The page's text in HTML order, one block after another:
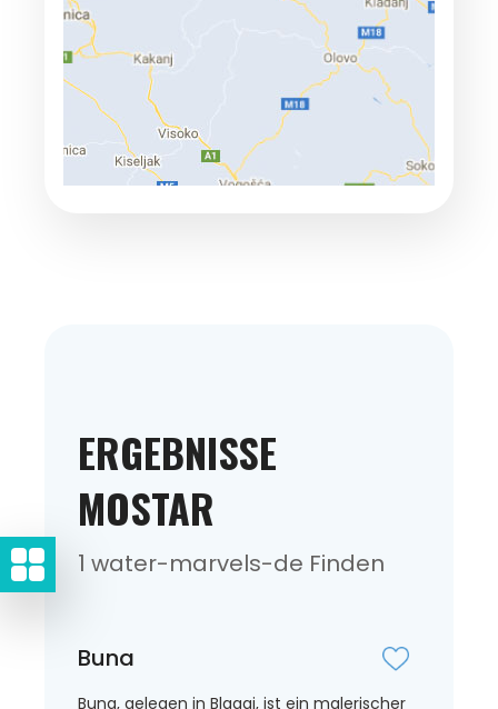
ERGEBNISSE
MOSTAR
1 water-marvels-de Finden
Buna
Buna, gelegen in Blagaj, ist ein malerischer